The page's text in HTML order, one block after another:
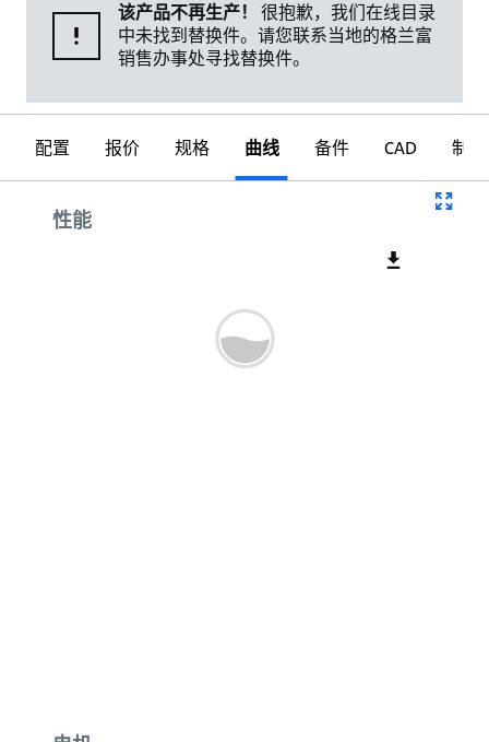
该产品不再生产！
很抱歉，我们在线目录
中未找到替换件。请您联系当地的格兰富
销售办事处寻找替换件。
配置 报价 规格 曲线 备件 CAD 制图
性能